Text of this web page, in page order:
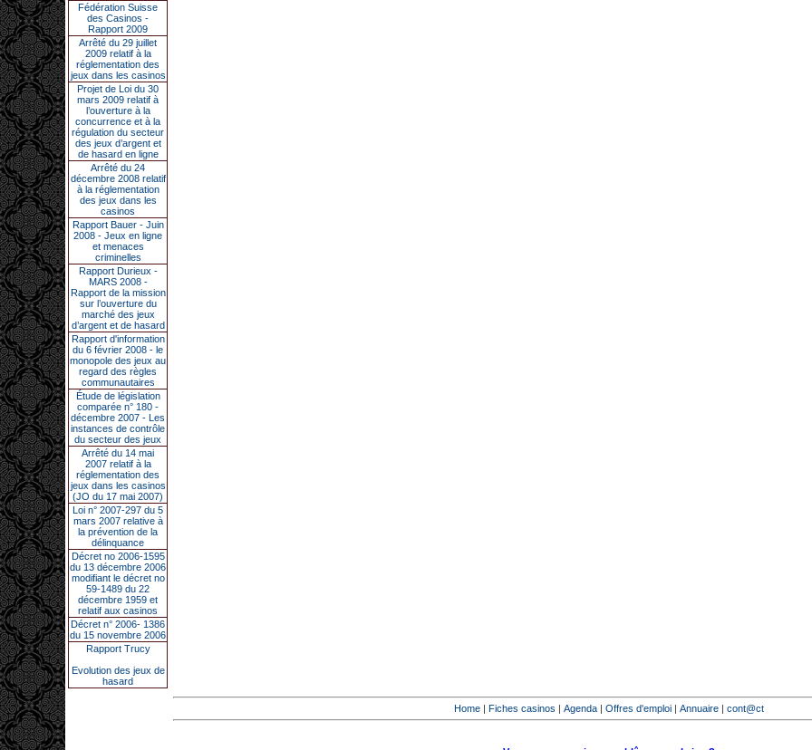
Fédération Suisse
des Casinos -
Rapport 2009
Arrêté du 29 juillet
2009 relatif à la
réglementation des
jeux dans les casinos
Projet de Loi du 30
mars 2009 relatif à
l’ouverture à la
concurrence et à la
régulation du secteur
des jeux d’argent et
de hasard en ligne
Arrêté du 24
décembre 2008 relatif
à la réglementation
des jeux dans les
casinos
Rapport Bauer - Juin
2008 - Jeux en ligne
et menaces
criminelles
Rapport Durieux -
MARS 2008 -
Rapport de la mission
sur l’ouverture du
marché des jeux
d’argent et de hasard
Rapport d'information
du 6 février 2008 - le
monopole des jeux au
regard des règles
communautaires
Étude de législation
comparée n° 180 -
décembre 2007 - Les
instances de contrôle
du secteur des jeux
Arrêté du 14 mai
2007 relatif à la
réglementation des
jeux dans les casinos
(JO du 17 mai 2007)
Loi n° 2007-297 du 5
mars 2007 relative à
la prévention de la
délinquance
Décret no 2006-1595
du 13 décembre 2006
modifiant le décret no
59-1489 du 22
décembre 1959 et
relatif aux casinos
Décret n° 2006- 1386
du 15 novembre 2006
Rapport Trucy
Evolution des jeux de
hasard
Home | Fiches casinos | Agenda | Offres d'emploi | Annuaire | cont@ct